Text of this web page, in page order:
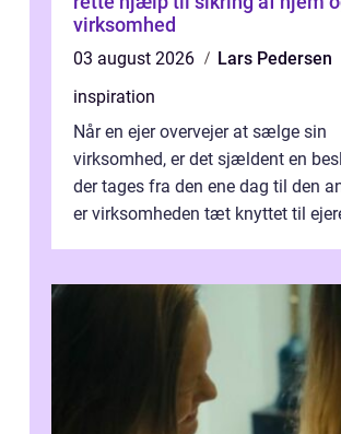
virksomhed
03 august 2026
Lars Pedersen
inspiration
Når en ejer overvejer at sælge sin
virksomhed, er det sjældent en
der tages fra den ene dag til den
er virksomheden tæt knyttet til